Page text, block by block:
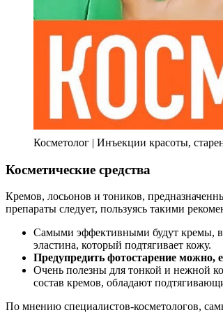
Косметолог | Инъекции красоты,
Косметические средства
Кремов, лосьонов и тоников,
препараты следует, пользуясь такими
Самыми эффективными будут кремы, в
эластина, который подтягивает кожу.
Предупредить фотостарение
Очень полезны для тонкой и нежной
состав кремов, обладают
По мнению специалистов-косметологов,